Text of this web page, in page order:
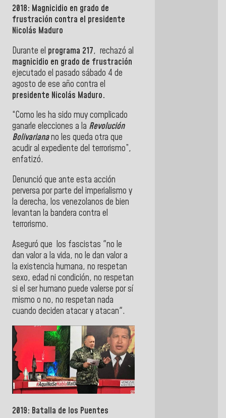
2018: Magnicidio en grado de
frustración contra el presidente
Nicolás Maduro
Durante el programa 217, rechazó al
magnicidio en grado de frustración
ejecutado el pasado sábado 4 de
agosto de ese año contra el
presidente Nicolás Maduro.
“Como les ha sido muy complicado
ganarle elecciones a la Revolución
Bolivarianano les queda otra que
acudir al expediente del terrorismo”,
enfatizó.
Denunció que ante esta acción
perversa por parte del imperialismo y
la derecha, los venezolanos de bien
levantan la bandera contra el
terrorismo.
Aseguró que los fascistas "no le
dan valor a la vida, no le dan valor a
la existencia humana, no respetan
sexo, edad ni condición, no respetan
si el ser humano puede valerse por sí
mismo o no, no respetan nada
cuando deciden atacar y atacan".
2019: Batalla de los Puentes